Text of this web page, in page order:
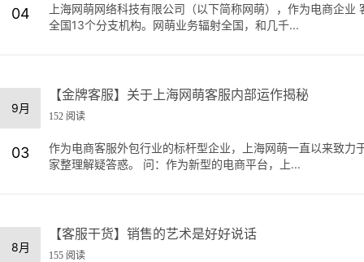
04
上海网萌网络科技有限公司（以下简称网萌），作为电商企
全国13个分支机构。网萌业务辐射全国，和几千...
9月
03
【金牌客服】关于上海网萌客服内部运作揭秘
152 阅读
作为电商客服外包行业的标杆型企业，上海网萌一直以来致
家整理解疑答惑。 问：作为新型的电商平台，上...
8月
【客服干货】销售的艺术是好好说话
155 阅读